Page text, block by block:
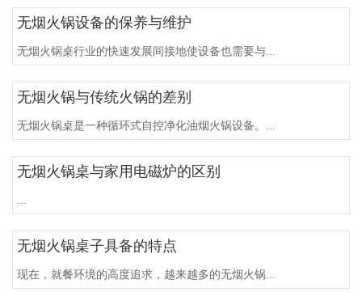
无烟火锅设备的保养与维护
无烟火锅桌行业的快速发展间接地使设备也需要与...
无烟火锅与传统火锅的差别
无烟火锅桌是一种循环式自控净化油烟火锅设备。...
无烟火锅桌与家用电磁炉的区别
无烟火锅桌子具备的特点
现在，就餐环境的高度追求，越来越多的无烟火锅...